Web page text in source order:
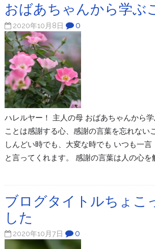
おばあちゃんから学ぶ
2020年10月8日 0
ハレルヤー！ 主人の母 おばあちゃんから
ことは感謝する心、感謝の言葉を忘れない
しんどい時でも、大変な時でも いつも一言
と言ってくれます。 感謝の言葉は人の心を
ブログタイトルちょこ
した
2020年10月7日 0